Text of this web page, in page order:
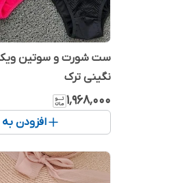
ست شورت و سوتین
نگینی ترک
۱٬۹۶۸٬۰۰۰
افزودن